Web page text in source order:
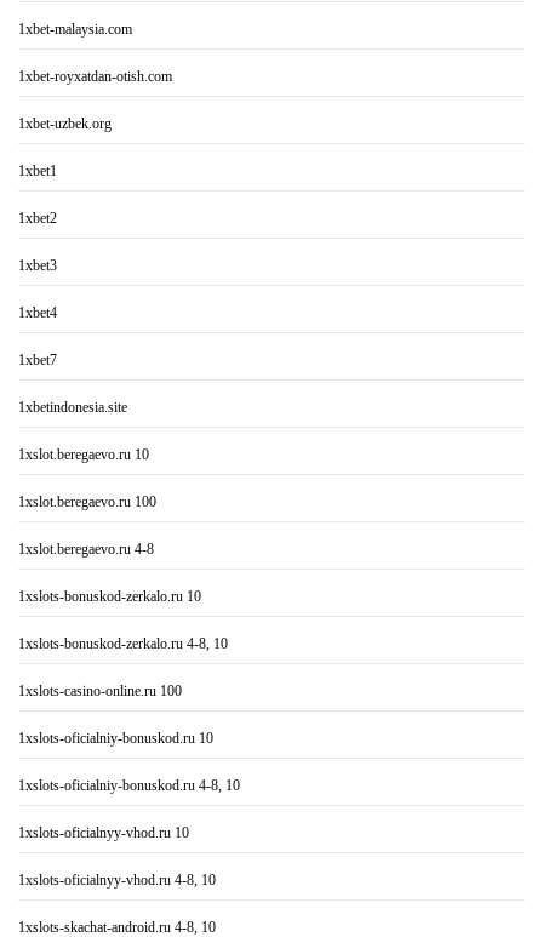
1xbet-malaysia.com
1xbet-royxatdan-otish.com
1xbet-uzbek.org
1xbet1
1xbet2
1xbet3
1xbet4
1xbet7
1xbetindonesia.site
1xslot.beregaevo.ru 10
1xslot.beregaevo.ru 100
1xslot.beregaevo.ru 4-8
1xslots-bonuskod-zerkalo.ru 10
1xslots-bonuskod-zerkalo.ru 4-8, 10
1xslots-casino-online.ru 100
1xslots-oficialniy-bonuskod.ru 10
1xslots-oficialniy-bonuskod.ru 4-8, 10
1xslots-oficialnyy-vhod.ru 10
1xslots-oficialnyy-vhod.ru 4-8, 10
1xslots-skachat-android.ru 4-8, 10